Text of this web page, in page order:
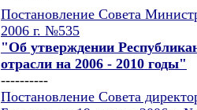
Постановление Совета
2006 г. №535
"Об утверждении
отрасли на 2006 - 2010 годы"
----------
Постановление Совета